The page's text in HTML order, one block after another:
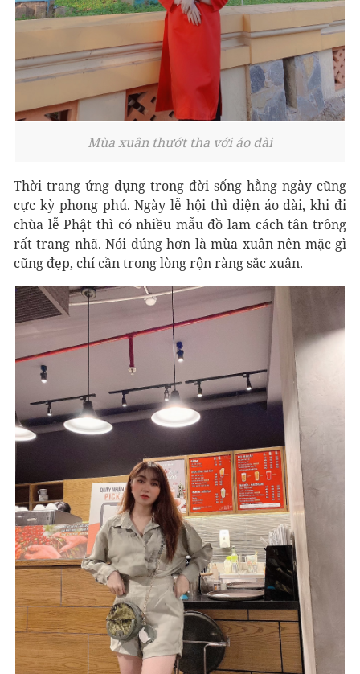
Mùa xuân thướt tha với áo dài
Thời trang ứng dụng trong đời sống hằng ngày cũng
cực kỳ phong phú. Ngày lễ hội thì diện áo dài, khi đi
chùa lễ Phật thì có nhiều mẫu đồ lam cách tân trông
rất trang nhã. Nói đúng hơn là mùa xuân nên mặc gì
cũng đẹp, chỉ cần trong lòng rộn ràng sắc xuân.